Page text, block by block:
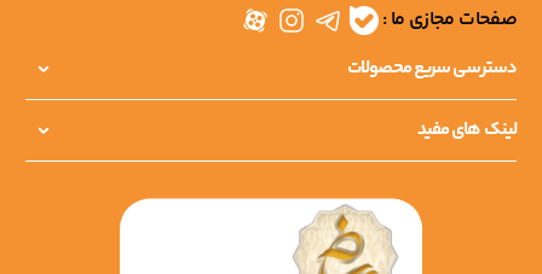
صفحات مجازی ما :
دسترسی سریع محصولات
لینک های مفید